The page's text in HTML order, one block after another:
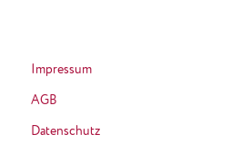
Impressum
AGB
Datenschutz